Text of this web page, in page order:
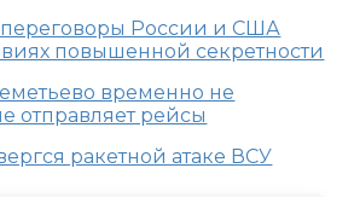
переговоры России и США
повышенной секретности
временно не
отправляет рейсы
ракетной атаке ВСУ